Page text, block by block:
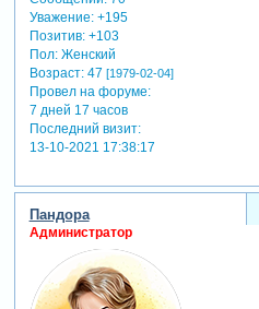
Уважение: +195
Позитив: +103
Пол:Женский
Возраст:47 [1979-02-04]
Провел на форуме:
7 дней 17 часов
Последний визит:
13-10-2021 17:38:17
Пандора
Администратор